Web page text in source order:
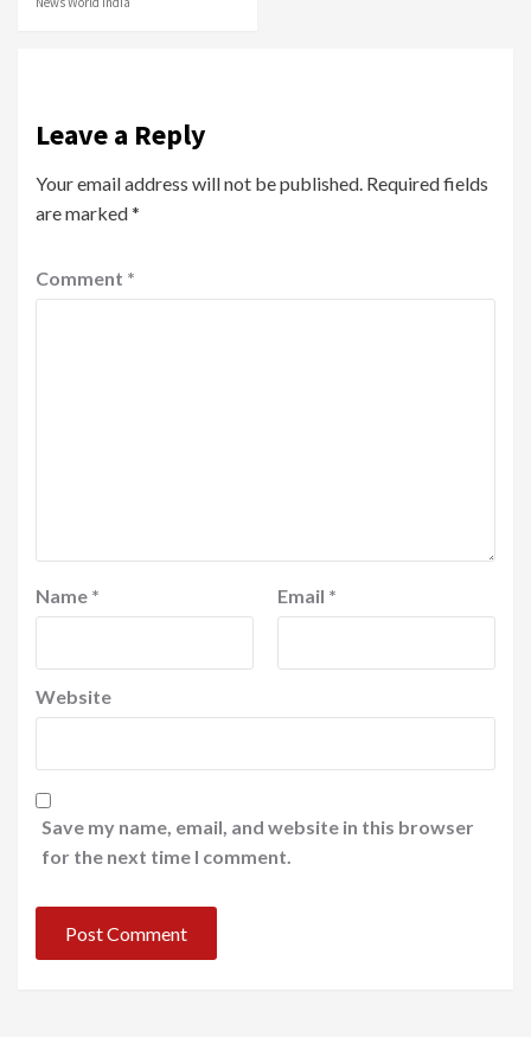
Leave a Reply
Your email address will not be published. Required fields
are marked*
Comment *
Name * Email *
Website
Save my name, email, and website in this browser
for the next time I comment.